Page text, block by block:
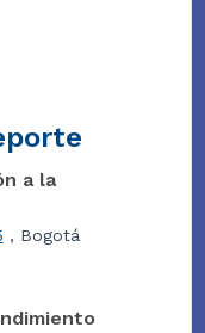
a la
, Bogotá